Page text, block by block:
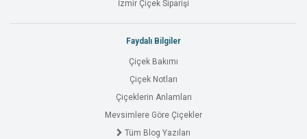
İzmir Çiçek Siparişi
Faydalı Bilgiler
Çiçek Bakımı
Çiçek Notları
Çiçeklerin Anlamları
Mevsimlere Göre Çiçekler
Tüm Blog Yazıları